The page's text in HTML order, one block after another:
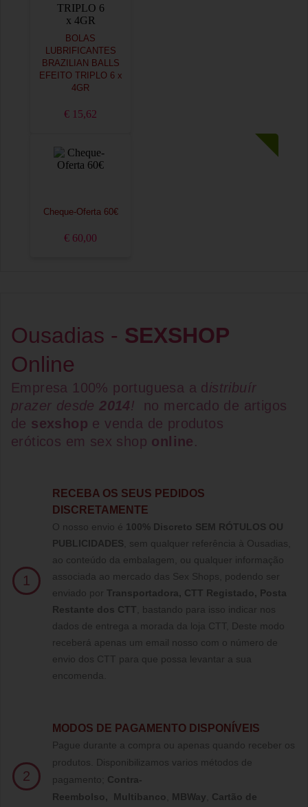
BOLAS
LUBRIFICANTES
BRAZILIAN BALLS
EFEITO TRIPLO 6 x
4GR
€ 15,62
Cheque-Oferta 60€
€ 60,00
Ousadias - SEXSHOP
Online
Empresa 100% portuguesa a d istribuír
prazer desde2014!
no mercado de artigos
de sexshop e venda de produtos
eróticos em sex shop online.
1
RECEBA OS SEUS PEDIDOS
DISCRETAMENTE
O nosso envio é 100% Discreto SEM RÓTULOS OU
PUBLICIDADES , sem qualquer referência à Ousadias,
ao conteúdo da embalagem, ou qualquer informação
associada ao mercado das Sex Shops, podendo ser
enviado por Transportadora, CTT Registado, Posta
Restante dos CTT , bastando para isso indicar nos
dados de entrega a morada da loja CTT, Deste modo
receberá apenas um email nosso com o número de
envio dos CTT para que possa levantar a sua
encomenda.
2
MODOS DE PAGAMENTO DISPONÍVEIS
Pague durante a compra ou apenas quando receber os
produtos. Disponibilizamos varios métodos de
pagamento; Contra-
Reembolso, Multibanco MBWay
Cartão de